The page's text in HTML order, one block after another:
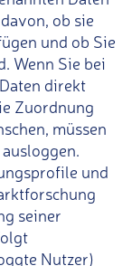
ob sie
und ob Sie
Wenn Sie bei
direkt
Zuordnung
müssen
und
seiner
Nutzer)